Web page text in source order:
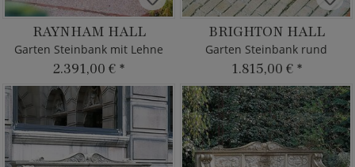
RAYNHAM HALL
Garten Steinbank mit Lehne
2.391,00 € *
BRIGHTON HALL
Garten Steinbank rund
1.815,00 € *